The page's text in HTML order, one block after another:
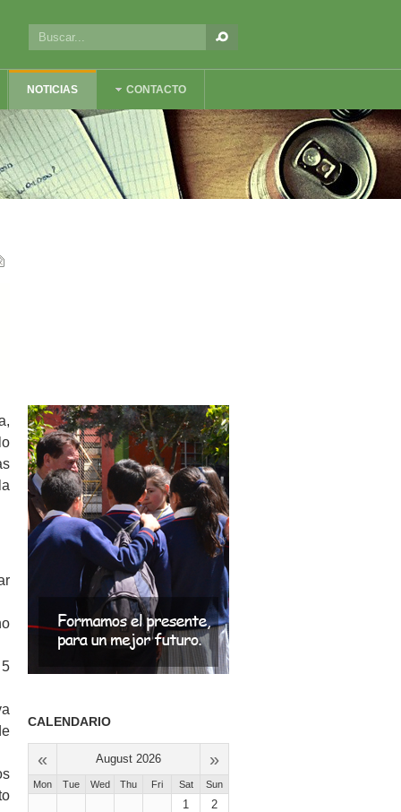
NOTICIAS CONTACTO
CALENDARIO
« August 2026 »
Mon Tue Wed Thu Fri Sat Sun
1
2